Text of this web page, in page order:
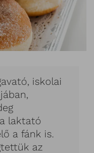
iskolai
laktató
a fánk is.
az